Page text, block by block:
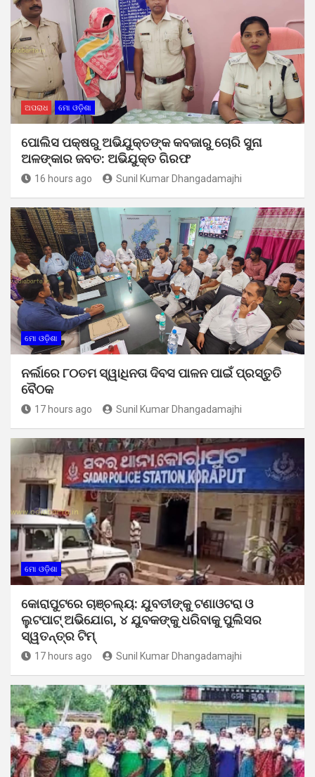
ଅପରାଧ ମୋ ଓଡ଼ିଶା
ପୋଲିସ ପକ୍ଷରୁ ଅଭିଯୁକ୍ତଙ୍କ କବଜାରୁ ଚୋରି ସୁନା
ଅଳଙ୍କାର ଜବତ: ଅଭିଯୁକ୍ତ ଗିରଫ
16 hours ago Sunil Kumar Dhangadamajhi
ମୋ ଓଡ଼ିଶା
ନର୍ଲାରେ ୮୦ତମ ସ୍ୱାଧିନତା ଦିବସ ପାଳନ ପାଇଁ ପ୍ରସ୍ତୁତି
ବୈଠକ
17 hours ago Sunil Kumar Dhangadamajhi
ମୋ ଓଡ଼ିଶା
କୋରାପୁଟରେ ଚାଞ୍ଚଲ୍ୟ: ଯୁବତୀଙ୍କୁ ଟଣାଓଟରା ଓ
ଲୁଟପାଟ୍ ଅଭିଯୋଗ, ୪ ଯୁବକଙ୍କୁ ଧରିବାକୁ ପୁଲିସର
ସ୍ୱତନ୍ତ୍ର ଟିମ୍
17 hours ago Sunil Kumar Dhangadamajhi